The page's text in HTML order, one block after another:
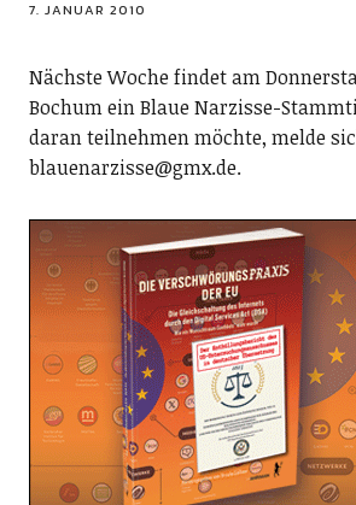
7. JANUAR 2010
Nächste Woche findet am
Bochum ein Blaue Narzisse-
daran teilnehmen möchte, melde
blauenarzisse@gmx.de.